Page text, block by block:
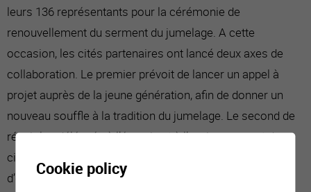
leurs 136 représentants pour la cérémonie de
renouvellement du serment du jumelage. A cette
occasion, les cités partenaires ont lancé deux axes de
collaboration. Le premier prévoit de lancer un appel à
projet auprès de la jeune génération, afin de donner un
nouveau souffle à la tradition du jumelage. Le second de
réunir les délégués à l’énergie et à l’environnement des
cinq cités, afin de comparer les politiques publiques et
d’échanger les bonnes pratiques.
Cookie policy